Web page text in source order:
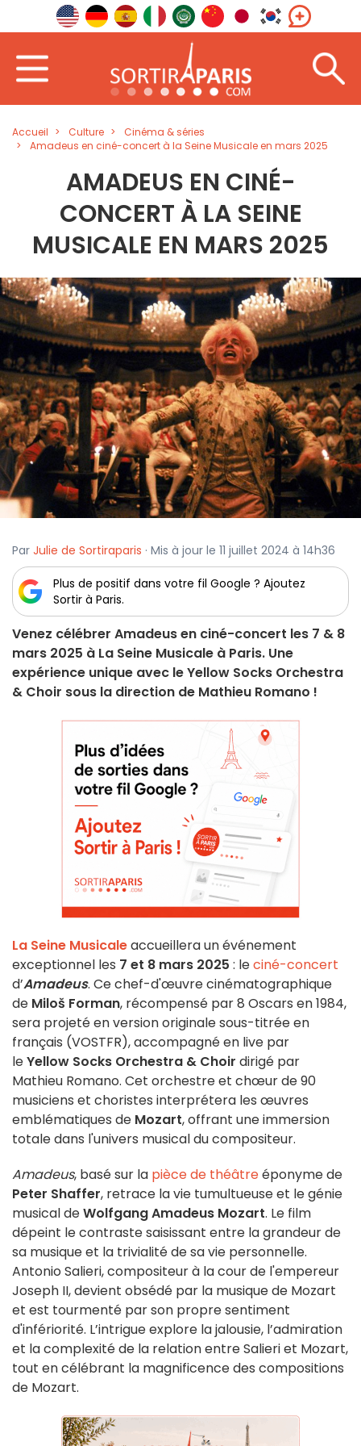
Accueil Culture
Cinéma & séries
Amadeus en ciné-concert à la Seine Musicale en mars 2025
AMADEUS EN CINÉ-
CONCERT À LA SEINE
MUSICALE EN MARS 2025
Par Julie de Sortiraparis · Mis à jour le 11 juillet 2024 à 14h36
Plus de positif dans votre fil Google ? Ajoutez
Sortir à Paris.
Venez célébrer Amadeus en ciné-concert les 7 & 8
mars 2025 à La Seine Musicale à Paris. Une
expérience unique avec le Yellow Socks Orchestra
& Choir sous la direction de Mathieu Romano !
La Seine Musicaleaccueillera un événement
exceptionnel les 7 et 8 mars 2025 : leciné-concert
d’Amadeus. Ce chef-d'œuvre cinématographique
de Miloš Forman, récompensé par 8 Oscars en 1984,
sera projeté en version originale sous-titrée en
français (VOSTFR), accompagné en live par
leYellow Socks Orchestra & Choir dirigé par
Mathieu Romano. Cet orchestre et chœur de 90
musiciens et choristes interprétera les œuvres
emblématiques de Mozart, offrant une immersion
totale dans l'univers musical du compositeur.
Amadeus, basé sur la pièce de théâtreéponyme de
Peter Shaffer, retrace la vie tumultueuse et le génie
musical deWolfgang Amadeus Mozart. Le film
dépeint le contraste saisissant entre la grandeur de
sa musique et la trivialité de sa vie personnelle.
Antonio Salieri, compositeur à la cour de l'empereur
Joseph II, devient obsédé par la musique de Mozart
et est tourmenté par son propre sentiment
d'infériorité. L’intrigue explore la jalousie, l’admiration
et la complexité de la relation entre Salieri et Mozart,
tout en célébrant la magnificence des compositions
de Mozart.